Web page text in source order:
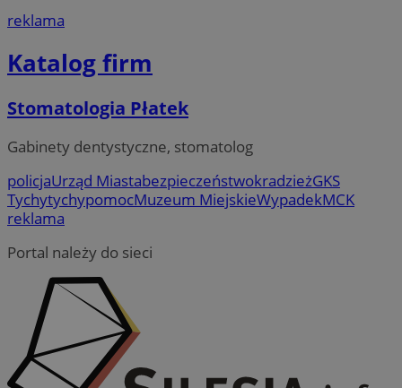
reklama
Katalog firm
Stomatologia Płatek
Gabinety dentystyczne, stomatolog
policjaUrząd MiastabezpieczeństwokradzieżGKS
TychytychypomocMuzeum MiejskieWypadekMCK
reklama
Portal należy do sieci